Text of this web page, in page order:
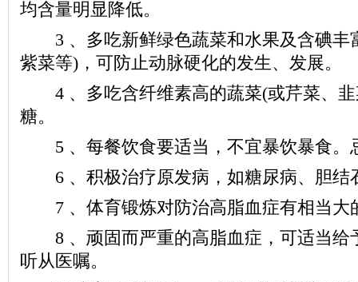
均含量明显降低。
3 、多吃新鲜绿色蔬菜和水果及含碘丰
紫菜等)，可防止动脉硬化的发生、发展。
4 、多吃含纤维素高的蔬菜(或芹菜、韭
糖。
5 、每餐饮食要适当，不宜暴饮暴食。
6 、积极治疗原发病，如糖尿病、胆结
7 、体育锻炼对防治高脂血症有相当大
8 、顽固而严重的高脂血症，可适当给
听从医嘱。